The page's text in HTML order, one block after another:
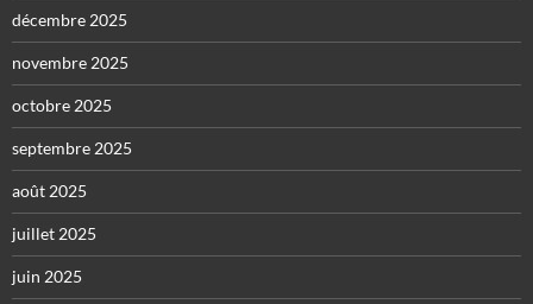
décembre 2025
novembre 2025
octobre 2025
septembre 2025
août 2025
juillet 2025
juin 2025